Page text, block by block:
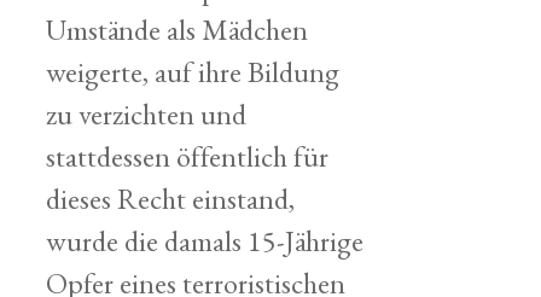
Umstände als Mädchen
weigerte, auf ihre Bildung
zu verzichten und
stattdessen öffentlich für
dieses Recht einstand,
wurde die damals 15-Jährige
Opfer eines terroristischen